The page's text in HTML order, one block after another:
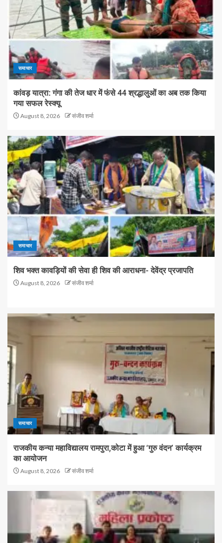
समाचार
कांवड़ यात्रा: गंगा की तेज धार में फंसे 44 श्रद्धालुओं का अब तक किया
गया सफल रेस्क्यू
August 8, 2026 संजीव शर्मा
समाचार
शिव भक्त कावड़ियों की सेवा ही शिव की आराधना- देवेंद्र प्रजापति
August 8, 2026 संजीव शर्मा
समाचार
राजकीय कन्या महाविद्यालय रामपुरा,कोटा में हुआ ‘गुरु वंदन’ कार्यक्रम
का आयोजन
August 8, 2026 संजीव शर्मा